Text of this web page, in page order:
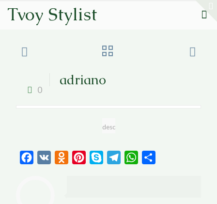
Tvoy Stylist
0
adriano
desc
Facebook
VK Odnoklassniki
Pinterest
Skype TelegramWhatsApp